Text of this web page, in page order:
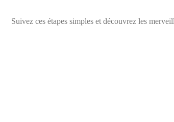
Suivez ces étapes simples et découvrez les